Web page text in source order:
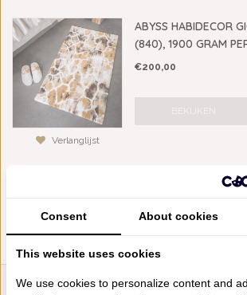
Verlanglijst
ABYSS HABIDECOR
(840), 1900 GRAM
€200,00
Consent About cookies
This website uses cookies
We use cookies to personalize content and